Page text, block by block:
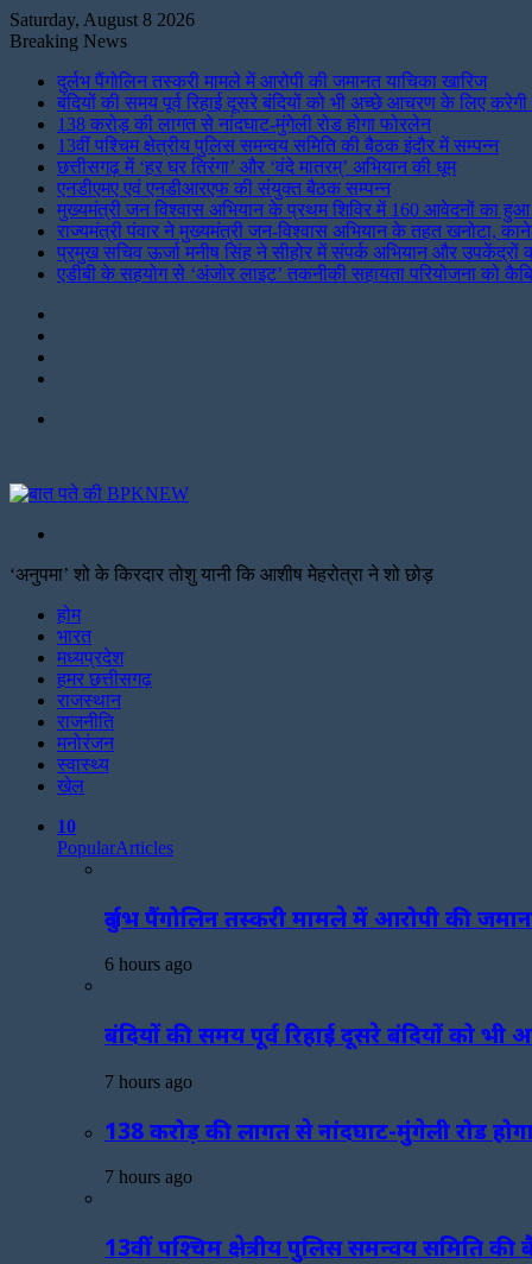
Saturday, August 8 2026
Breaking News
दुर्लभ पैंगोलिन तस्करी मामले में आरोपी की जमानत याचिका खारिज
बंदियों की समय पूर्व रिहाई दूसरे बंदियों को भी अच्छे आचरण के लिए करेगी
138 करोड़ की लागत से नांदघाट-मुंगेली रोड होगा फोरलेन
13वीं पश्चिम क्षेत्रीय पुलिस समन्वय समिति की बैठक इंदौर में सम्पन्न
छत्तीसगढ़ में ‘हर घर तिरंगा’ और ‘वंदे मातरम्’ अभियान की धूम
एनडीएमए एवं एनडीआरएफ की संयुक्त बैठक सम्पन्न
मुख्यमंत्री जन विश्वास अभियान के प्रथम शिविर में 160 आवेदनों का हुआ
राज्यमंत्री पंवार ने मुख्यमंत्री जन-विश्वास अभियान के तहत खनोटा,
प्रमुख सचिव ऊर्जा मनीष सिंह ने सीहोर में संपर्क अभियान और उपकेंद्रों
एडीबी के सहयोग से ‘अंजोर लाइट’ तकनीकी सहायता परियोजना को
‘अनुपमा’ शो के किरदार तोशु यानी कि आशीष मेहरोत्रा ने शो छोड़
होम
भारत
मध्यप्रदेश
हमर छत्तीसगढ़
राजस्थान
राजनीति
मनोरंजन
स्वास्थ्य
खेल
10
PopularArticles
दुर्लभ पैंगोलिन तस्करी मामले में आरोपी की
6 hours ago
बंदियों की समय पूर्व रिहाई दूसरे बंदियों को
7 hours ago
138 करोड़ की लागत से नांदघाट-मुंगेली रोड
7 hours ago
13वीं पश्चिम क्षेत्रीय पुलिस समन्वय समिति की